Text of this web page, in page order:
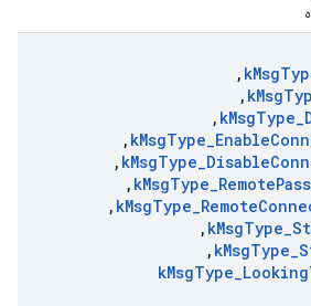
kMsg
,
kMsg
,
kMsgType_
,
kMsgType_Enable
,
kMsgType_Disable
,
kMsgType_Remote
,
kMsgType_Remote
,
kMsgType_
,
kMsgType_
,
kMsgType_Looking